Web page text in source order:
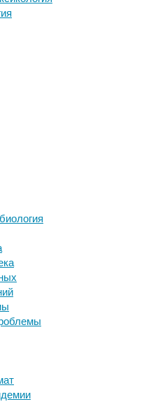
открыли
воспаление от
новый
интерпретации
связи спасают